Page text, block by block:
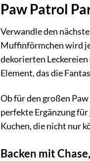
Paw Patrol
Verwandle den
Muffinförmchen wird
dekorierten
Element, das die
Ob für den großen
perfekte Ergänzung
Kuchen, die nicht nur
Backen mit